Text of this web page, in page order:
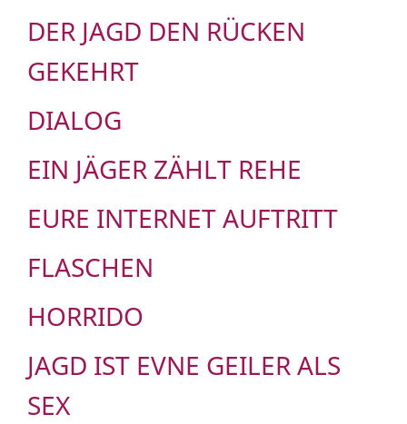
DER JAGD DEN RÜCKEN
GEKEHRT
DIALOG
EIN JÄGER ZÄHLT REHE
EURE INTERNET AUFTRITT
FLASCHEN
HORRIDO
JAGD IST EVNE GEILER ALS
SEX